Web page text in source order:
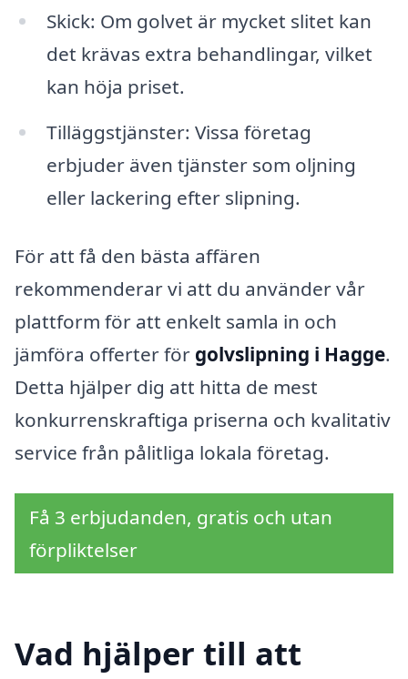
Skick: Om golvet är mycket slitet kan
det krävas extra behandlingar, vilket
kan höja priset.
Tilläggstjänster: Vissa företag
erbjuder även tjänster som oljning
eller lackering efter slipning.
För att få den bästa affären
rekommenderar vi att du använder vår
plattform för att enkelt samla in och
jämföra offerter för golvslipning i Hagge.
Detta hjälper dig att hitta de mest
konkurrenskraftiga priserna och kvalitativ
service från pålitliga lokala företag.
Få 3 erbjudanden, gratis och utan
förpliktelser
Vad hjälper till att